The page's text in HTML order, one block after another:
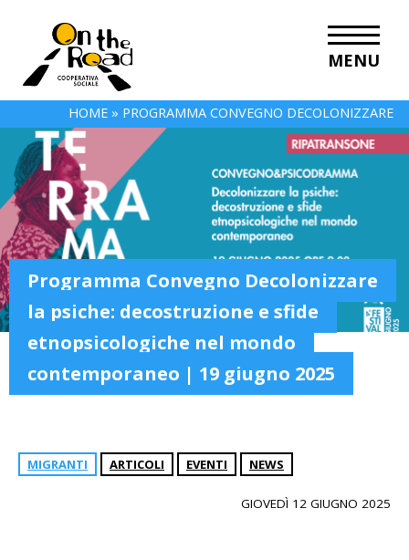
MENU
HOME » PROGRAMMA CONVEGNO DECOLONIZZARE
LA PSICHE: DECOSTRUZIONE E SFIDE
ETNOPSICOLOGICHE NEL MONDO
CONTEMPORANEO | 19 GIUGNO 2025
Programma Convegno Decolonizzare
la psiche: decostruzione e sfide
etnopsicologiche nel mondo
contemporaneo | 19 giugno 2025
MIGRANTI ARTICOLI EVENTI NEWS
GIOVEDÌ 12 GIUGNO 2025